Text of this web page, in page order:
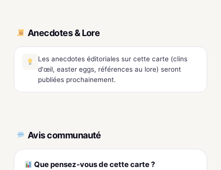
Anecdotes & Lore
Les anecdotes éditoriales sur cette carte (clins
d'œil, easter eggs, références au lore) seront
publiées prochainement.
Avis communauté
Que pensez-vous de cette carte ?